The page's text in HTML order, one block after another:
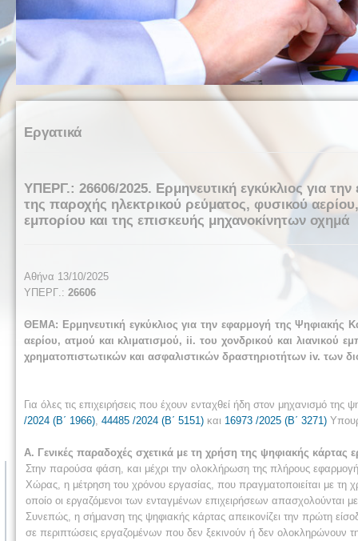
Εργατικά
ΥΠΕΡΓ.: 26606/2025. Ερμηνευτική εγκύκλιος για
της παροχής ηλεκτρικού ρεύματος, φυσικού
εμπορίου και της επισκευής μηχανοκίνητων οχημά
Αθήνα 13/10/2025
ΥΠΕΡΓ .: 26606
ΘΕΜΑ: Ερμηνευτική εγκύκλιος για την εφαρμογή της Ψηφιακής
αερίου, ατμού και κλιματισμού, ii. του χονδρικού και λιανικού
χρηματοπιστωτικών και ασφαλιστικών δραστηριοτήτων iv. των
Για όλες τις επιχειρήσεις που έχουν ενταχθεί ήδη στον μηχανισμό
/2024 (Β΄ 1966) 44485 /2024 (Β΄ 5151) και 16973 /2025 (Β΄ 3271)
Α. Γενικές παραδοχές σχετικά με τη χρήση της ψηφιακής κάρτας
Στην παρούσα φάση, και μέχρι την ολοκλήρωση της πλήρους
Χώρας, η μέτρηση του χρόνου εργασίας, που πραγματοποιείται με τη
οποίο οι εργαζόμενοι των ενταγμένων επιχειρήσεων απασχολούνται
Συνεπώς, η σήμανση της ψηφιακής κάρτας απεικονίζει την πρώτη
σε περιπτώσεις εργαζομένων που δεν ξεκινούν ή δεν ολοκληρώνουν